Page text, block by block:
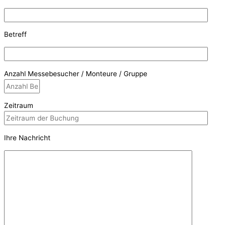
Betreff
Anzahl Messebesucher / Monteure / Gruppe
Zeitraum
Ihre Nachricht